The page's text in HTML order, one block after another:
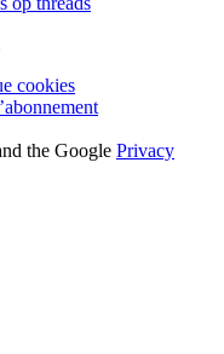
cookies
the Google Privacy